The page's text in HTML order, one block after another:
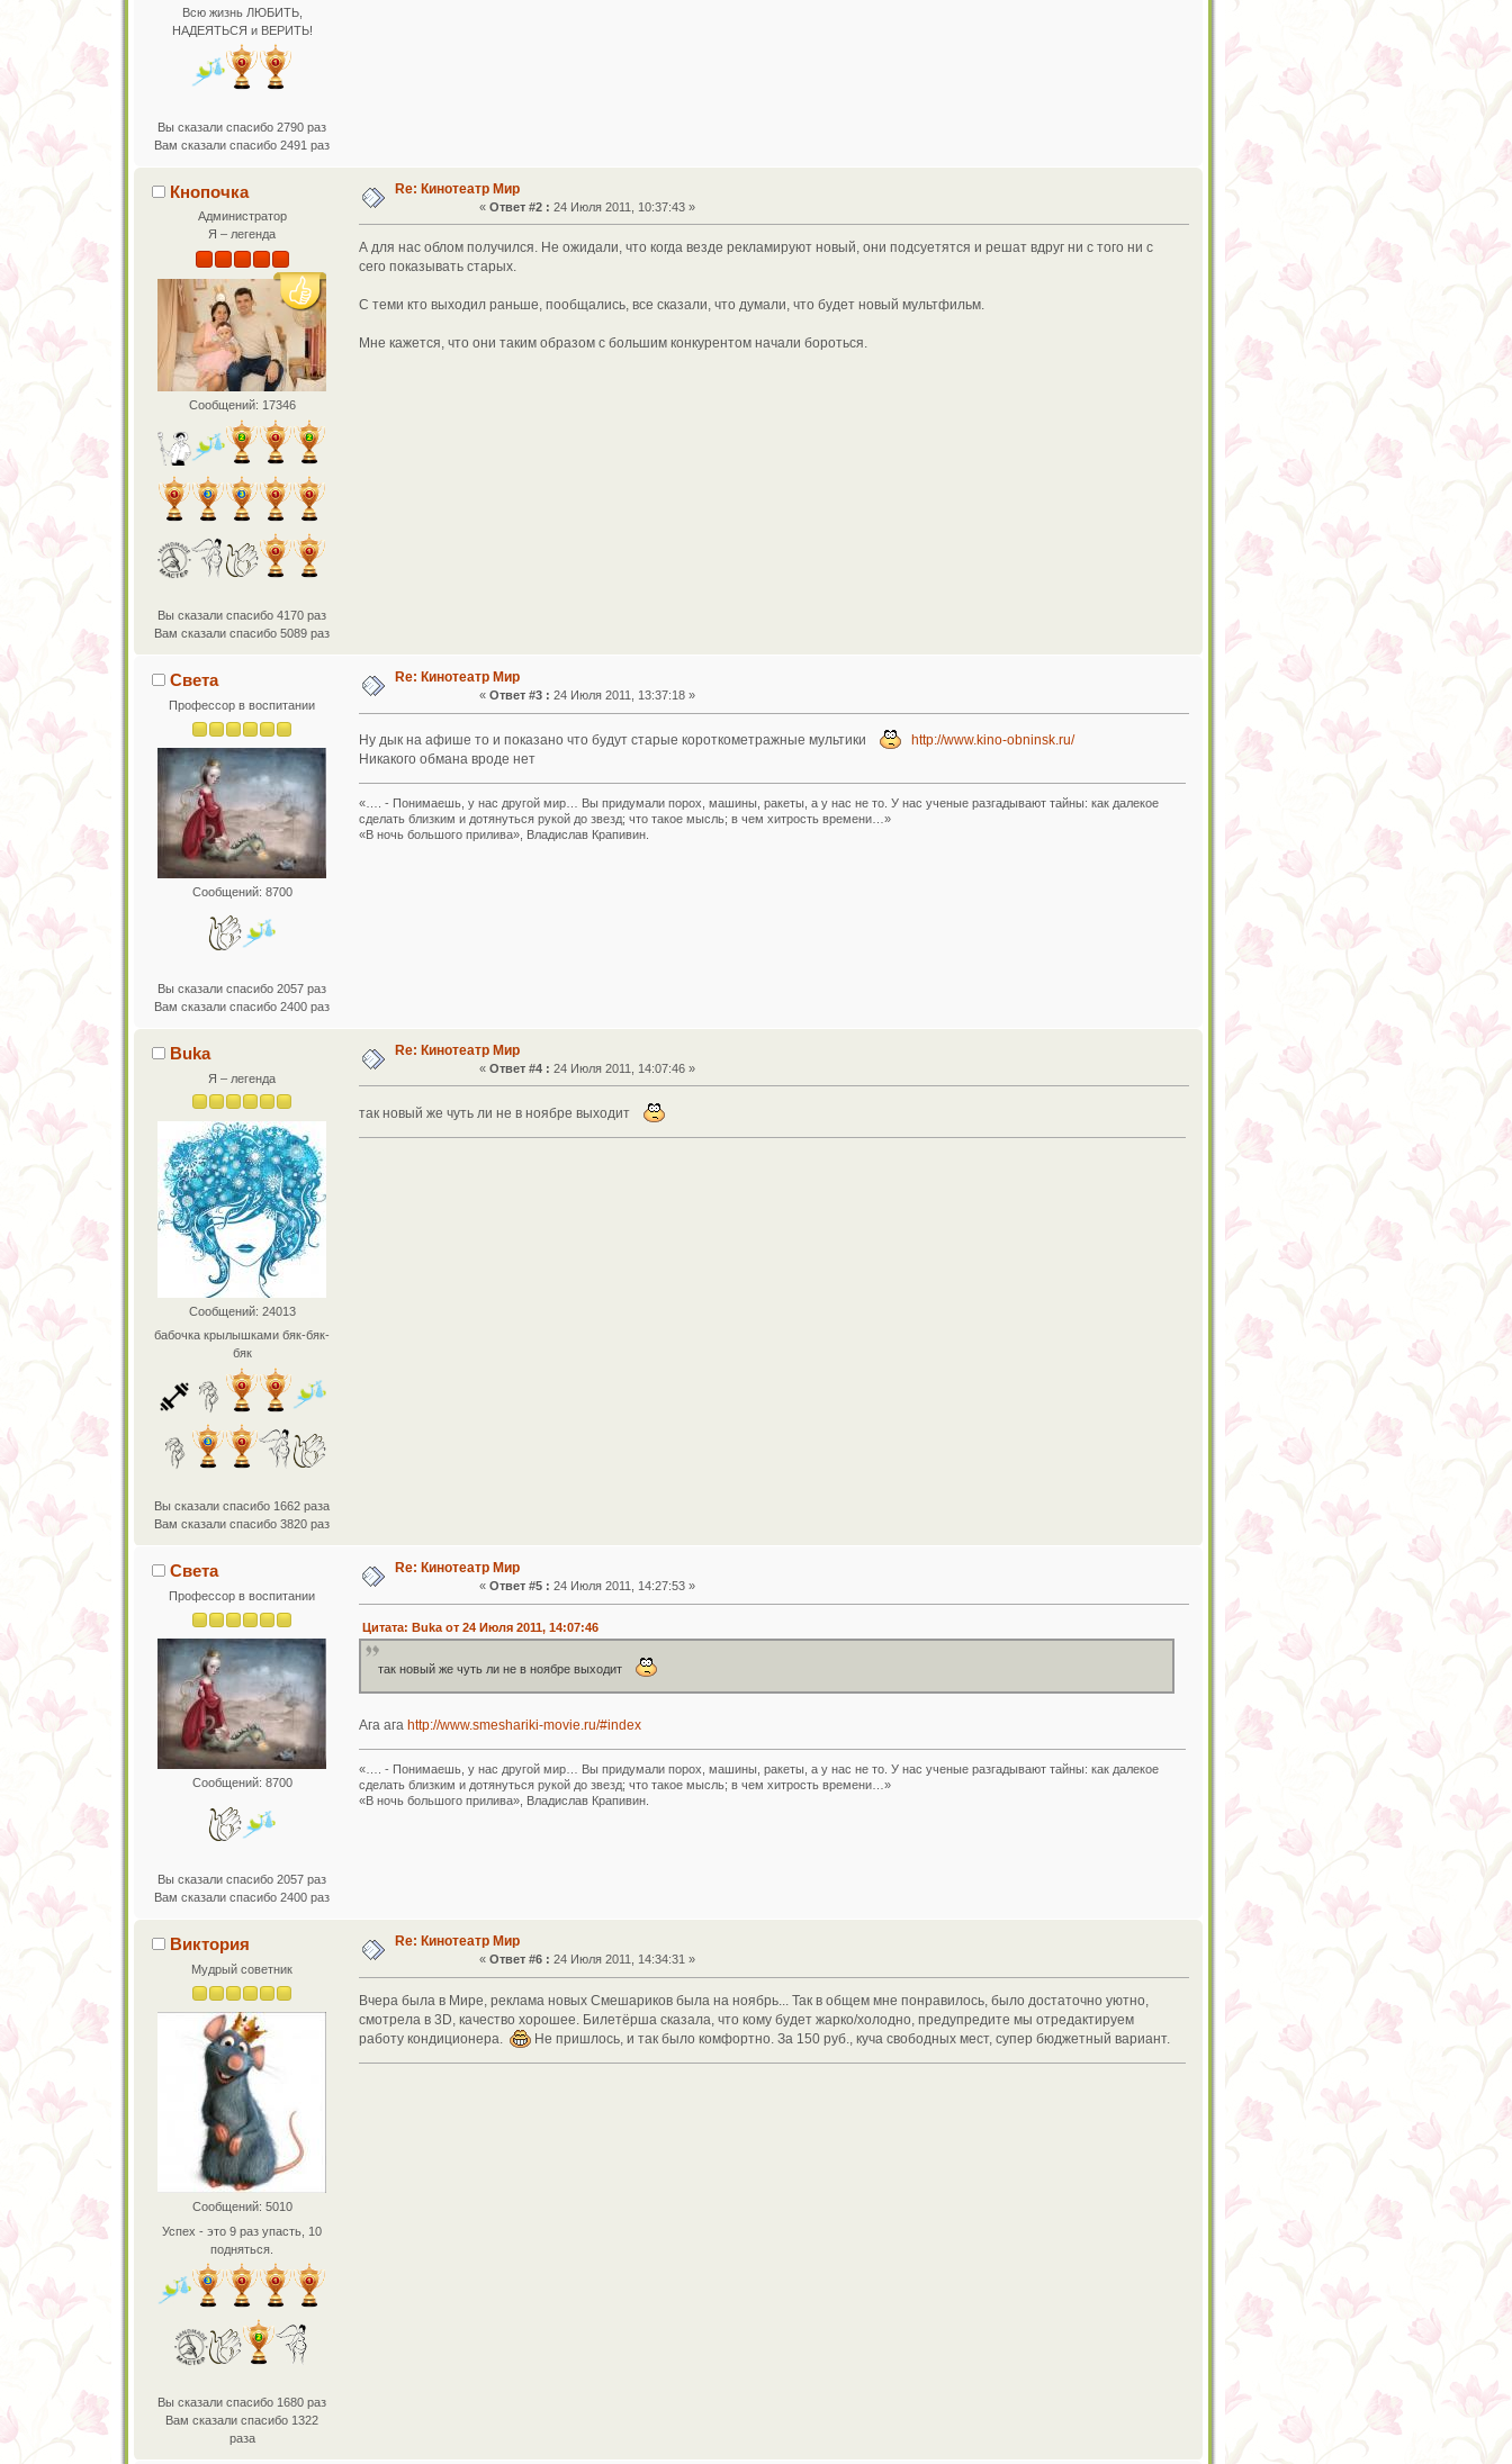
Всю жизнь ЛЮБИТЬ,
НАДЕЯТЬСЯ и ВЕРИТЬ!
Вы сказали спасибо 2790 раз
Вам сказали спасибо 2491 раз
Кнопочка
Администратор
Я – легенда
Сообщений: 17346
Вы сказали спасибо 4170 раз
Вам сказали спасибо 5089 раз
Re: Кинотеатр Мир
«Ответ #2 : 24 Июля 2011, 10:37:43 »
А для нас облом получился. Не ожидали, что когда везде рекламируют новый, они подсуетятся и решат вдруг ни с того ни с
сего показывать старых.
С теми кто выходил раньше, пообщались, все сказали, что думали, что будет новый мультфильм.
Мне кажется, что они таким образом с большим конкурентом начали бороться.
Света
Профессор в воспитании
Сообщений: 8700
Вы сказали спасибо 2057 раз
Вам сказали спасибо 2400 раз
Re: Кинотеатр Мир
«Ответ #3 : 24 Июля 2011, 13:37:18 »
Ну дык на афише то и показано что будут старые короткометражные мультики
http://www.kino-obninsk.ru/
Никакого обмана вроде нет
«…. - Понимаешь, у нас другой мир… Вы придумали порох, машины, ракеты, а у нас не то. У нас ученые разгадывают тайны: как далекое
сделать близким и дотянуться рукой до звезд; что такое мысль; в чем хитрость времени…»
«В ночь большого прилива», Владислав Крапивин.
Buka
Я – легенда
Сообщений: 24013
бабочка крылышками бяк-бяк-
бяк
Вы сказали спасибо 1662 раза
Вам сказали спасибо 3820 раз
Re: Кинотеатр Мир
«Ответ #4 : 24 Июля 2011, 14:07:46 »
так новый же чуть ли не в ноябре выходит
Света
Профессор в воспитании
Сообщений: 8700
Вы сказали спасибо 2057 раз
Вам сказали спасибо 2400 раз
Re: Кинотеатр Мир
«Ответ #5 : 24 Июля 2011, 14:27:53 »
Цитата: Buka от 24 Июля 2011, 14:07:46
так новый же чуть ли не в ноябре выходит
Ага ага http://www.smeshariki-movie.ru/#index
«…. - Понимаешь, у нас другой мир… Вы придумали порох, машины, ракеты, а у нас не то. У нас ученые разгадывают тайны: как далекое
сделать близким и дотянуться рукой до звезд; что такое мысль; в чем хитрость времени…»
«В ночь большого прилива», Владислав Крапивин.
Виктория
Мудрый советник
Сообщений: 5010
Успех - это 9 раз упасть, 10
подняться.
Вы сказали спасибо 1680 раз
Вам сказали спасибо 1322
раза
Re: Кинотеатр Мир
«Ответ #6 : 24 Июля 2011, 14:34:31 »
Вчера была в Мире, реклама новых Смешариков была на ноябрь... Так в общем мне понравилось, было достаточно уютно,
смотрела в 3D, качество хорошее. Билетёрша сказала, что кому будет жарко/холодно, предупредите мы отредактируем
работу кондиционера.
Не пришлось, и так было комфортно. За 150 руб., куча свободных мест, супер бюджетный вариант.